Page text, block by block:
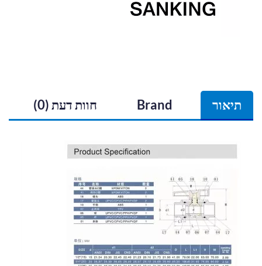
תיאור Brand חוות דעת (0)